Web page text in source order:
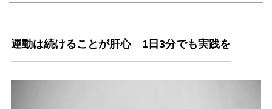
運動は続けることが肝心 1日3分でも実践を